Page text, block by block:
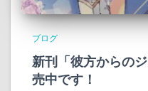
ブログ
新刊「彼方からの
売中です！